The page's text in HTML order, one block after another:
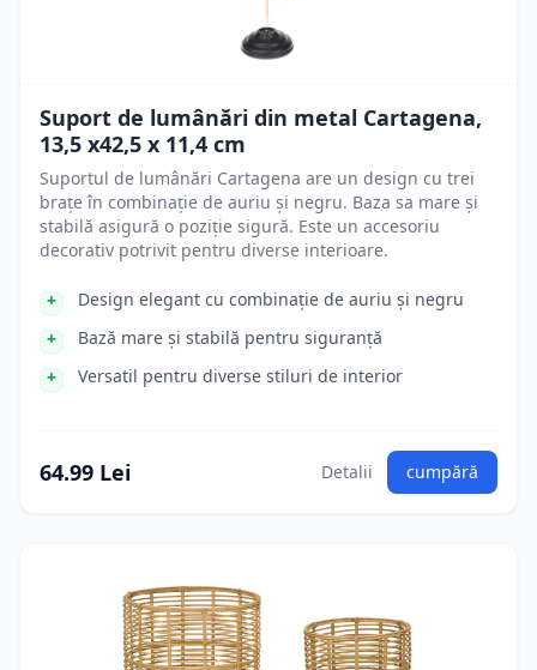
Suport de lumânări din metal Cartagena,
13,5 x42,5 x 11,4 cm
Suportul de lumânări Cartagena are un design cu trei
brațe în combinație de auriu și negru. Baza sa mare și
stabilă asigură o poziție sigură. Este un accesoriu
decorativ potrivit pentru diverse interioare.
Design elegant cu combinație de auriu și negru
Bază mare și stabilă pentru siguranță
Versatil pentru diverse stiluri de interior
64.99 Lei Detalii cumpără